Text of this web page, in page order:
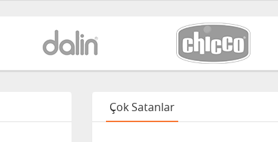
Çok Satanlar